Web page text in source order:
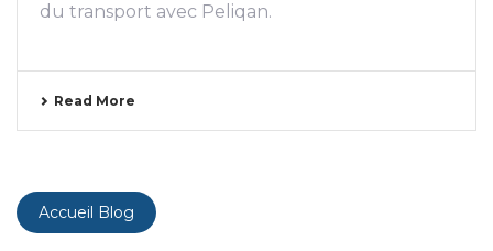
du transport avec Peliqan.
Read More
Accueil Blog